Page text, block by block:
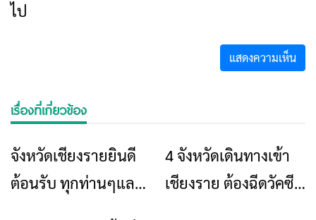
ไป
เรื่องที่เกี่ยวข้อง
ข่าวเชียงราย
จังหวัดเชียงรายยินดี
ต้อนรับ ทุกท่านๆและ
ข่าวเชียงราย
4 จังหวัดเดินทางเข้า
เชียงราย ต้องฉีดวัคซีน